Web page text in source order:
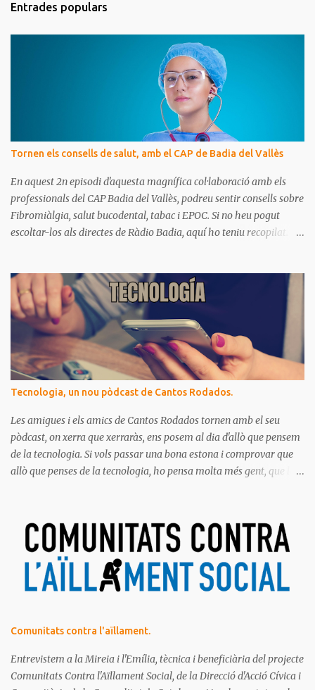
e
n
Entrades populars
Tornen els consells de salut, amb el CAP de Badia del Vallès
En aquest 2n episodi d'aquesta magnífica col·laboració amb els
professionals del CAP Badia del Vallès, podreu sentir consells sobre
Fibromiàlgia, salut bucodental, tabac i EPOC. Si no heu pogut
escoltar-los als directes de Ràdio Badia, aquí ho teniu recopilat.
Tecnologia, un nou pòdcast de Cantos Rodados.
Les amigues i els amics de Cantos Rodados tornen amb el seu
pòdcast, on xerra que xerraràs, ens posem al dia d'allò que pensem
de la tecnologia. Si vols passar una bona estona i comprovar que
allò que penses de la tecnologia, ho pensa molta més gent, que la
Ja saps el que diem, no t'ho pots perdre!
Comunitats contra l'aïllament.
Entrevistem a la Mireia i l'Emília, tècnica i beneficiària del projecte
Comunitats Contra l'Aïllament Social, de la Direcció d'Acció Cívica i